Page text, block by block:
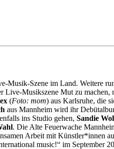
Musik-Szene im Land. Weitere
Musikszene Mut zu machen,
(Foto: mom) aus Karlsruhe, die
aus Mannheim wird ihr
ins Studio gehen, Sandie
. Die Alte Feuerwache
Arbeit mit Künstler*innen
music!“ im September